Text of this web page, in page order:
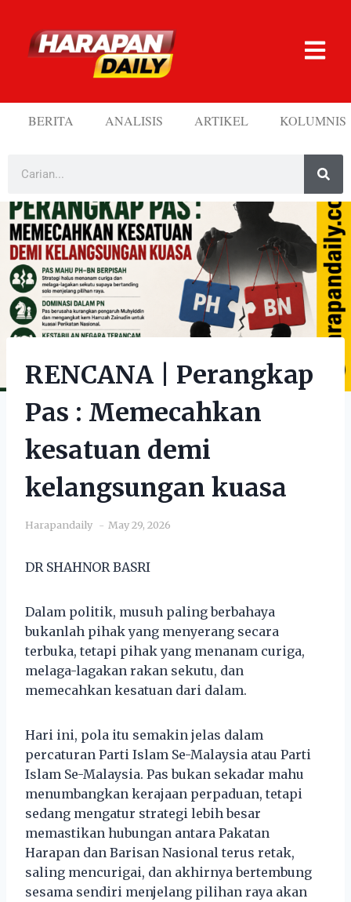
BERITA ANALISIS ARTIKEL KOLUMNIS
RENCANA | Perangkap
Pas : Memecahkan
kesatuan demi
kelangsungan kuasa
Harapandaily May 29, 2026
DR SHAHNOR BASRI
Dalam politik, musuh paling berbahaya
bukanlah pihak yang menyerang secara
terbuka, tetapi pihak yang menanam curiga,
melaga-lagakan rakan sekutu, dan
memecahkan kesatuan dari dalam.
Hari ini, pola itu semakin jelas dalam
percaturan Parti Islam Se-Malaysia atau Parti
Islam Se-Malaysia. Pas bukan sekadar mahu
menumbangkan kerajaan perpaduan, tetapi
sedang mengatur strategi lebih besar
memastikan hubungan antara Pakatan
Harapan dan Barisan Nasional terus retak,
saling mencurigai, dan akhirnya bertembung
sesama sendiri menjelang pilihan raya akan